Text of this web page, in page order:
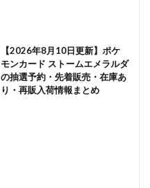
【2026年8月10日更新】ポケ
モンカード ストームエメラルダ
の抽選予約・先着販売・在庫あ
り・再販入荷情報まとめ